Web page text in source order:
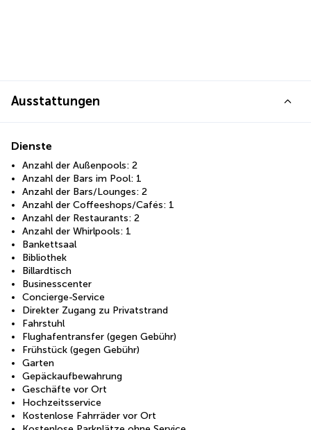
Ausstattungen
Dienste
Anzahl der Außenpools: 2
Anzahl der Bars im Pool: 1
Anzahl der Bars/Lounges: 2
Anzahl der Coffeeshops/Cafés: 1
Anzahl der Restaurants: 2
Anzahl der Whirlpools: 1
Bankettsaal
Bibliothek
Billardtisch
Businesscenter
Concierge-Service
Direkter Zugang zu Privatstrand
Fahrstuhl
Flughafentransfer (gegen Gebühr)
Frühstück (gegen Gebühr)
Garten
Gepäckaufbewahrung
Geschäfte vor Ort
Hochzeitsservice
Kostenlose Fahrräder vor Ort